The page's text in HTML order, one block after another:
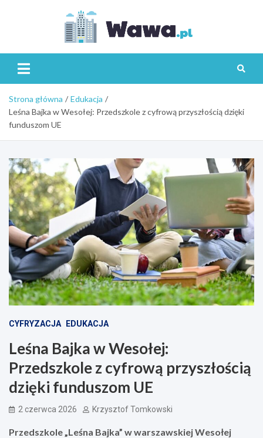
Strona główna
Edukacja
Leśna Bajka w Wesołej: Przedszkole z cyfrową przyszłością dzięki
funduszom UE
CYFRYZACJA EDUKACJA
Leśna Bajka w Wesołej:
Przedszkole z cyfrową przyszłością
dzięki funduszom UE
2 czerwca 2026 Krzysztof Tomkowski
Przedszkole „Leśna Bajka” w warszawskiej Wesołej